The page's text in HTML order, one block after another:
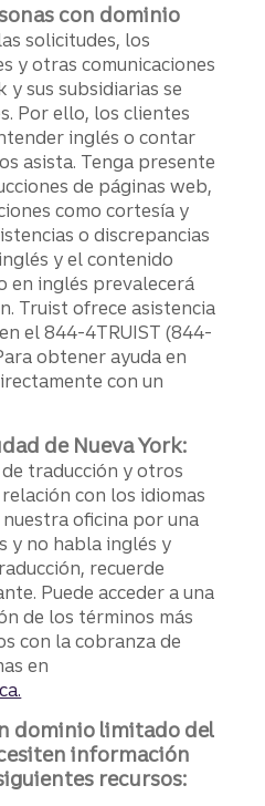
con dominio
solicitudes, los
y otras comunicaciones
y sus subsidiarias se
Por ello, los clientes
inglés o contar
asista. Tenga presente
de páginas web,
como cortesía y
o discrepancias
y el contenido
en inglés prevalecerá
Truist ofrece asistencia
el 844-4TRUIST (844-
obtener ayuda en
con un
de Nueva York:
traducción y otros
con los idiomas
oficina por una
y no habla inglés y
recuerde
Puede acceder a una
de los términos más
con la cobranza de
en
dominio limitado del
información
recursos: